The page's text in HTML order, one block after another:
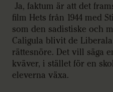
Ja, faktum är att det
film Hets från 1944 med
som den sadistiske och
Caligula blivit de
rättesnöre. Det vill säga
kväver, i stället för en
eleverna växa.